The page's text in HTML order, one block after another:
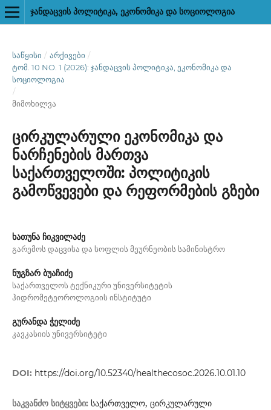
ᲯᲐᲜᲓᲐᲪᲕᲘᲡ ᲞᲝᲚᲘᲢᲘᲙᲐ, ᲔᲙᲝᲜᲝᲛᲘᲙᲐ ᲓᲐ ᲡᲝᲪᲘᲝᲚᲝᲒᲘᲐ
ᲡᲐᲬᲧᲘᲡᲘ / ᲐᲠᲥᲘᲕᲔᲑᲘ /
ᲢᲝᲛ. 10 NO. 1 (2026): ᲯᲐᲜᲓᲐᲪᲕᲘᲡ ᲞᲝᲚᲘᲢᲘᲙᲐ, ᲔᲙᲝᲜᲝᲛᲘᲙᲐ ᲓᲐ
ᲡᲝᲪᲘᲝᲚᲝᲒᲘᲐ
/
მიმოხილვა
ცირკულარული ეკონომიკა და
ნარჩენების მართვა
საქართველოში: პოლიტიკის
გამოწვევები და რეფორმების გზები
ხათუნა ჩიკვილაძე
გარემოს დაცვისა და სოფლის მეურნეობის სამინისტრო
ნუგზარ ბუაჩიძე
საქართველოს ტექნიკური უნივერსიტეტის
ჰიდრომეტეოროლოგიის ინსტიტუტი
გურანდა ჭელიძე
კავკასიის უნივერსიტეტი
DOI: https://doi.org/10.52340/healthecosoc.2026.10.01.10
საკვანძო სიტყვები: საქართველო, ცირკულარული